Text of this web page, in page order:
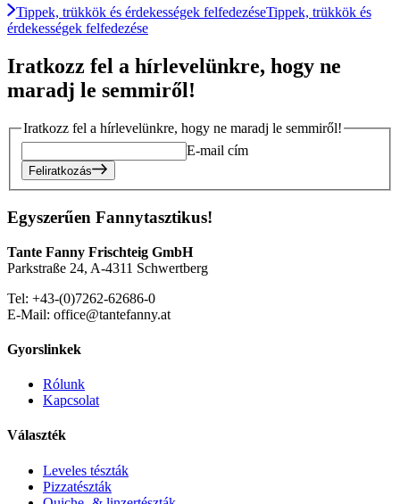
Tippek, trükkök és érdekességek felfedezéseTippek, trükkök és
érdekességek felfedezése
Iratkozz fel a hírlevelünkre, hogy ne
maradj le semmiről!
Iratkozz fel a hírlevelünkre, hogy ne maradj le semmiről!
E-mail cím
Feliratkozás
Egyszerűen Fannytasztikus!
Tante Fanny Frischteig GmbH
Parkstraße 24, A-4311 Schwertberg
Tel: +43-(0)7262-62686-0
E-Mail: office@tantefanny.at
Gyorslinkek
Rólunk
Kapcsolat
Választék
Leveles tészták
Pizzatészták